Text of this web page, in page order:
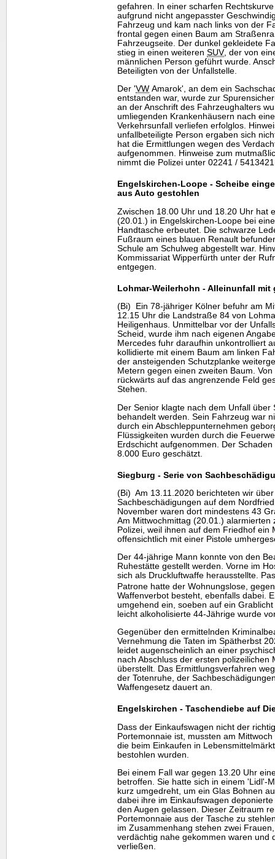
gefahren. In einer scharfen
aufgrund nicht angepasster
Fahrzeug und kam nach links von der
frontal gegen einen Baum am
Fahrzeugseite. Der dunkel gekleidete
stieg in einen weiteren SUV, der von
männlichen Person geführt wurde.
Beteiligten von der Unfallstelle.
Der 'VW Amarok', an dem ein
entstanden war, wurde zur
an der Anschrift des Fahrzeughalters
umliegenden Krankenhäusern nach
Verkehrsunfall verliefen erfolglos.
unfallbeteiligte Person ergaben sich
hat die Ermittlungen wegen des
aufgenommen. Hinweise zum
nimmt die Polizei unter 02241 /
Engelskirchen-Loope - Scheibe
aus Auto gestohlen
Zwischen 18.00 Uhr und 18.20 Uhr hat
(20.01.) in Engelskirchen-Loope bei
Handtasche erbeutet. Die schwarze
Fußraum eines blauen Renault
Schule am Schulweg abgestellt war.
Kommissariat Wipperfürth unter der
entgegen.
Lohmar-Weilerhohn - Alleinunfall
(Bi) Ein 78-jähriger Kölner befuhr am
12.15 Uhr die Landstraße 84 von
Heiligenhaus. Unmittelbar vor der
Scheid, wurde ihm nach eigenen
Mercedes fuhr daraufhin unkontrolliert
kollidierte mit einem Baum am linken
der ansteigenden Schutzplanke
Metern gegen einen zweiten Baum.
rückwärts auf das angrenzende Feld
Stehen.
Der Senior klagte nach dem Unfall über
behandelt werden. Sein Fahrzeug war
durch ein Abschleppunternehmen
Flüssigkeiten wurden durch die
Erdschicht aufgenommen. Der
8.000 Euro geschätzt.
Siegburg - Serie von
(Bi) Am 13.11.2020 berichteten wir
Sachbeschädigungen auf dem
November waren dort mindestens 43
Am Mittwochmittag (20.01.) alarmierten
Polizei, weil ihnen auf dem Friedhof ein
offensichtlich mit einer Pistole
Der 44-jährige Mann konnte von den
Ruhestätte gestellt werden. Vorne im
sich als Druckluftwaffe herausstellte.
Patrone hatte der Wohnungslose,
Waffenverbot besteht, ebenfalls dabei.
umgehend ein, soeben auf ein
leicht alkoholisierte 44-Jährige wurde
Gegenüber den ermittelnden
Vernehmung die Taten im Spätherbst
leidet augenscheinlich an einer
nach Abschluss der ersten
überstellt. Das Ermittlungsverfahren
der Totenruhe, der
Waffengesetz dauert an.
Engelskirchen - Taschendiebe auf
Dass der Einkaufswagen nicht der
Portemonnaie ist, mussten am
die beim Einkaufen in
bestohlen wurden.
Bei einem Fall war gegen 13.20 Uhr
betroffen. Sie hatte sich in einem 'Lidl'-
kurz umgedreht, um ein Glas Bohnen
dabei ihre im Einkaufswagen
den Augen gelassen. Dieser Zeitraum
Portemonnaie aus der Tasche zu
im Zusammenhang stehen zwei
verdächtig nahe gekommen waren und
verließen.